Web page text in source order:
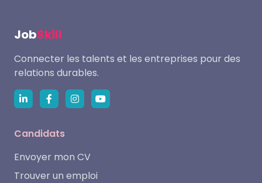
JobSkill
Connecter les talents et les entreprises pour des
relations durables.
Candidats
Envoyer mon CV
Trouver un emploi